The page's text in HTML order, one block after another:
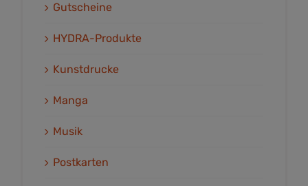
Gutscheine
HYDRA-Produkte
Kunstdrucke
Manga
Musik
Postkarten